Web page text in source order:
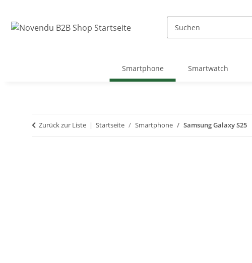
Smartphone Smartwatch
Zurück zur Liste Startseite Smartphone Samsung Galaxy S25